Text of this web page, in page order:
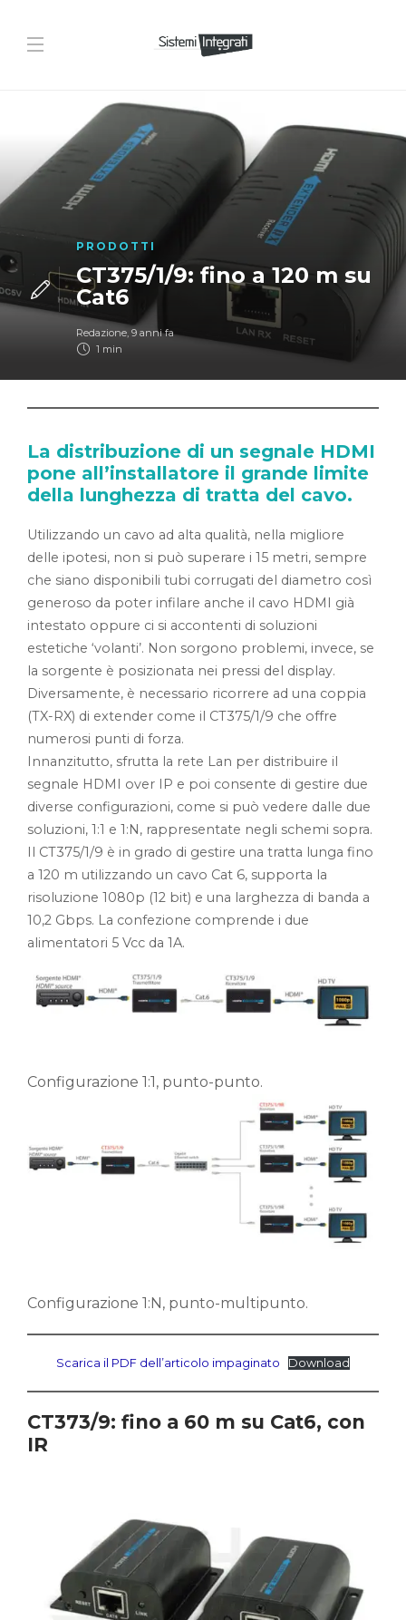
PRODOTTI
CT375/1/9: fino a 120 m su
Cat6
Redazione, 9 anni fa
1 min
La distribuzione di un segnale HDMI
pone all’installatore il grande limite
della lunghezza di tratta del cavo.
Utilizzando un cavo ad alta qualità, nella migliore
delle ipotesi, non si può superare i 15 metri, sempre
che siano disponibili tubi corrugati del diametro così
generoso da poter infilare anche il cavo HDMI già
intestato oppure ci si accontenti di soluzioni
estetiche ‘volanti’. Non sorgono problemi, invece, se
la sorgente è posizionata nei pressi del display.
Diversamente, è necessario ricorrere ad una coppia
(TX-RX) di extender come il CT375/1/9 che offre
numerosi punti di forza.
Innanzitutto, sfrutta la rete Lan per distribuire il
segnale HDMI over IP e poi consente di gestire due
diverse configurazioni, come si può vedere dalle due
soluzioni, 1:1 e 1:N, rappresentate negli schemi sopra.
Il CT375/1/9 è in grado di gestire una tratta lunga fino
a 120 m utilizzando un cavo Cat 6, supporta la
risoluzione 1080p (12 bit) e una larghezza di banda a
10,2 Gbps. La confezione comprende i due
alimentatori 5 Vcc da 1A.
Configurazione 1:1, punto-punto.
Configurazione 1:N, punto-multipunto.
Scarica il PDF dell’articolo impaginato Download
CT373/9: fino a 60 m su Cat6, con
IR